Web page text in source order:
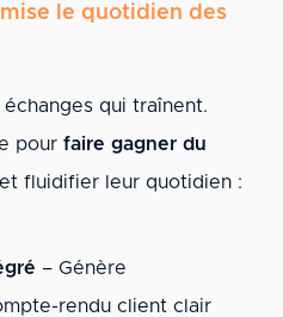
le quotidien des
qui traînent.
pour faire gagner du
fluidifier leur quotidien :
– Génère
rendu client clair